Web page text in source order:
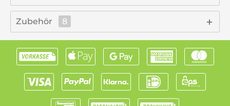
Zubehör 8